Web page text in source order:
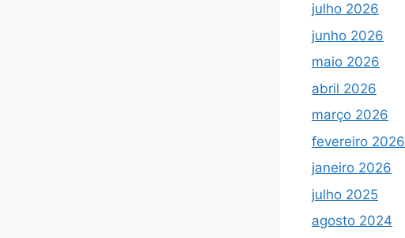
julho 2026
junho 2026
maio 2026
abril 2026
março 2026
fevereiro 2026
janeiro 2026
julho 2025
agosto 2024